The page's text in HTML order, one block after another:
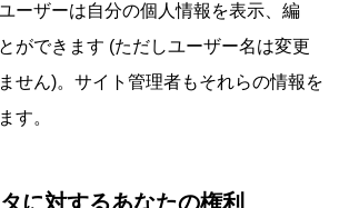
ーザーは自分の個人情報を表示、編
ができます (ただしユーザー名は変更
せん)。サイト管理者もそれらの情報を
す。
に対するあなたの権利